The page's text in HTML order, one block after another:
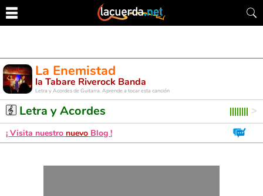
La Enemistad
la Tabare Riverock Banda
Letra y Acordes de Guitarra. Aprende a tocar esta canción
Letra y Acordes
¡ Visita nuestro nuevo Blog !